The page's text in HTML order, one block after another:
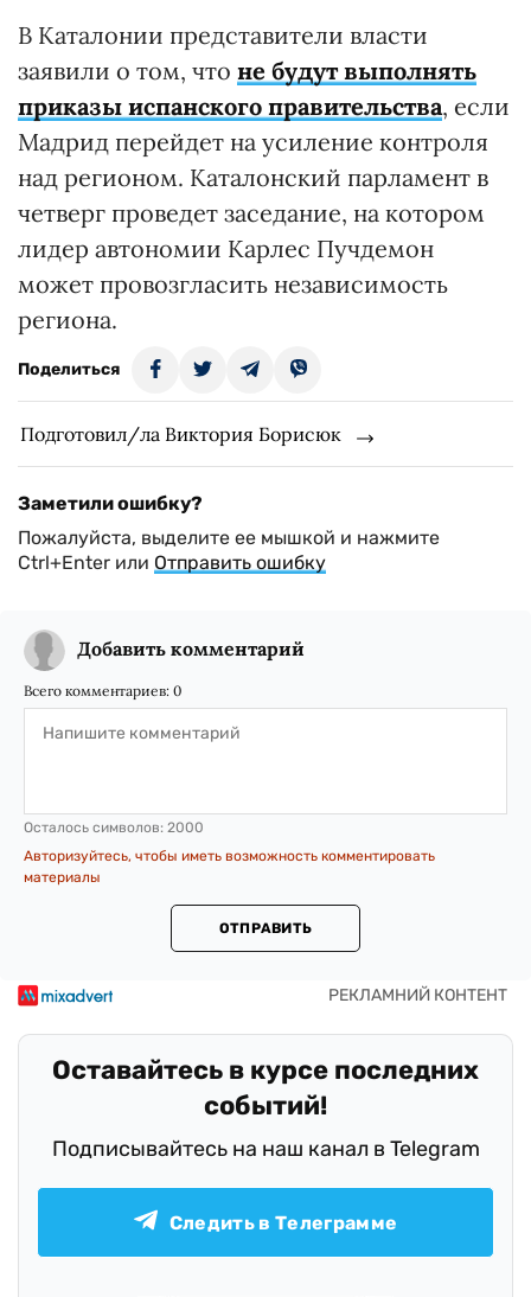
В Каталонии представители власти
заявили о том, что не будут выполнять
приказы испанского правительства, если
Мадрид перейдет на усиление контроля
над регионом. Каталонский парламент в
четверг проведет заседание, на котором
лидер автономии Карлес Пучдемон
может провозгласить независимость
региона.
Поделиться
Подготовил/ла Виктория Борисюк
Заметили ошибку?
Пожалуйста, выделите ее мышкой и нажмите
Ctrl+Enter или Отправить ошибку
Добавить комментарий
Всего комментариев: 0
Осталось символов: 2000
Авторизуйтесь, чтобы иметь возможность комментировать
материалы
ОТПРАВИТЬ
Оставайтесь в курсе последних
событий!
Подписывайтесь на наш канал в Telegram
Следить в Телеграмме